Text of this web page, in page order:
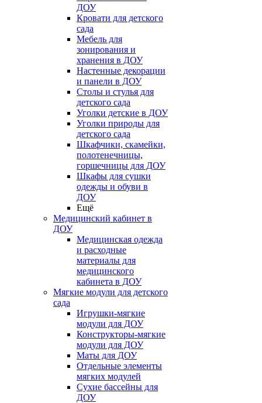
ДОУ
Кровати для детского
сада
Мебель для
зонирования и
хранения в ДОУ
Настенные декорации
и панели в ДОУ
Столы и стулья для
детского сада
Уголки детские в ДОУ
Уголки природы для
детского сада
Шкафчики, скамейки,
полотенечницы,
горшечницы для ДОУ
Шкафы для сушки
одежды и обуви в
ДОУ
Ещё
Медицинский кабинет в
ДОУ
Медицинская одежда
и расходные
материалы для
медицинского
кабинета в ДОУ
Мягкие модули для детского
сада
Игрушки-мягкие
модули для ДОУ
Конструкторы-мягкие
модули для ДОУ
Маты для ДОУ
Отдельные элементы
мягких модулей
Сухие бассейны для
ДОУ